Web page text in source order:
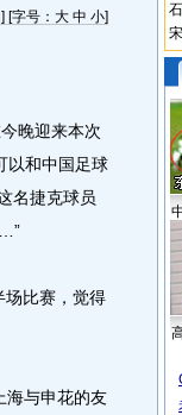
] [字号： 大 中 小]
晚迎来本次
以和中国足球
名捷克球员
比赛，觉得
海与申花的友